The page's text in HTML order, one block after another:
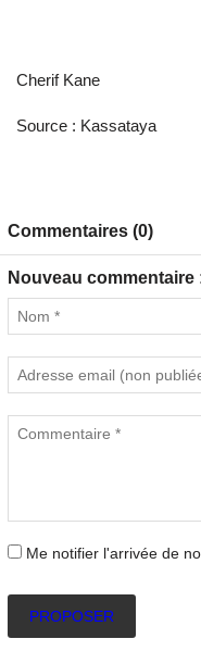
Cherif Kane
Source : Kassataya
Commentaires (0)
Nouveau commentaire
Me notifier l'arrivée de
PROPOSER